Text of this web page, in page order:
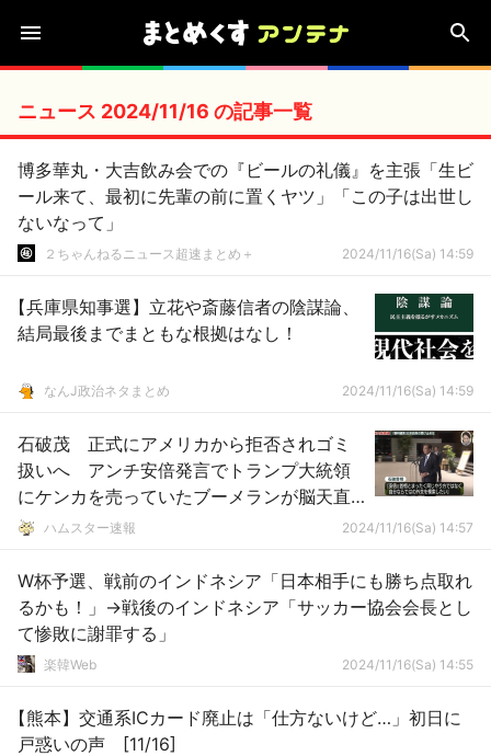
ニュース 2024/11/16 の記事一覧
博多華丸・大吉飲み会での『ビールの礼儀』を主張「生ビ
ール来て、最初に先輩の前に置くヤツ」「この子は出世し
ないなって」
２ちゃんねるニュース超速まとめ＋ 2024/11/16(Sa) 14:59
【兵庫県知事選】立花や斎藤信者の陰謀論、
結局最後までまともな根拠はなし！
なんJ政治ネタまとめ 2024/11/16(Sa) 14:59
石破茂 正式にアメリカから拒否されゴミ
扱いへ アンチ安倍発言でトランプ大統領
にケンカを売っていたブーメランが脳天直
撃 ハムスター速報 2024/11/16(Sa) 14:57
W杯予選、戦前のインドネシア「日本相手にも勝ち点取れ
るかも！」→戦後のインドネシア「サッカー協会会長とし
て惨敗に謝罪する」
楽韓Web 2024/11/16(Sa) 14:55
【熊本】交通系ICカード廃止は「仕方ないけど…」初日に
戸惑いの声 [11/16]